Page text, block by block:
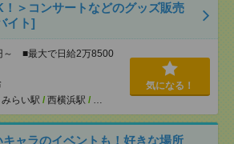
！＞コンサートなどのグッズ販売
イト]
～ ■最大で日給2万8500
らい駅 / 西横浜駅 / …
気になる！
ャラのイベントも！好きな場所